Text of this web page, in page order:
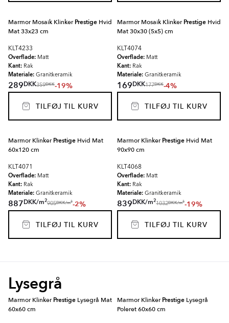
Marmor Mosaik KlinkerPrestige Hvid
Mat 33x23 cm
KLT4233
Overflade: Matt
Kant: Rak
Materiale: Granitkeramik
289DKK359DKK-19%
TILFØJ TIL KURV
Marmor Mosaik KlinkerPrestige Hvid
Mat 30x30 (5x5) cm
KLT4074
Overflade: Matt
Kant: Rak
Materiale: Granitkeramik
169DKK177DKK-4%
TILFØJ TIL KURV
Marmor KlinkerPrestige Hvid Mat
60x120 cm
KLT4071
Overflade: Matt
Kant: Rak
Materiale: Granitkeramik
887DKK/m2
905DKK/m2-2%
TILFØJ TIL KURV
Marmor KlinkerPrestige Hvid Mat
90x90 cm
KLT4068
Overflade: Matt
Kant: Rak
Materiale: Granitkeramik
839DKK/m2
1032DKK/m2-19%
TILFØJ TIL KURV
Lysegrå
Marmor KlinkerPrestige Lysegrå Mat
60x60 cm
Marmor KlinkerPrestige Lysegrå
Poleret 60x60 cm